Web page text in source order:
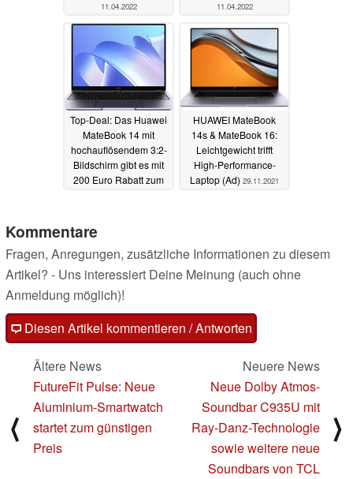
11.04.2022 11.04.2022
Top-Deal: Das Huawei
MateBook 14 mit
hochauflösendem 3:2-
Bildschirm gibt es mit
200 Euro Rabatt zum
HUAWEI MateBook
14s & MateBook 16:
Leichtgewicht trifft
High-Performance-
Laptop (Ad) 29.11.2021
Kommentare
Fragen, Anregungen, zusätzliche Informationen zu diesem
Artikel? - Uns interessiert Deine Meinung (auch ohne
Anmeldung möglich)!
Diesen Artikel kommentieren / Antworten
⟨
Ältere News
FutureFit Pulse: Neue
Aluminium-Smartwatch
startet zum günstigen
Preis
Neuere News
Neue Dolby Atmos-
Soundbar C935U mit
Ray-Danz-Technologie
sowie weitere neue
Soundbars von TCL
⟩